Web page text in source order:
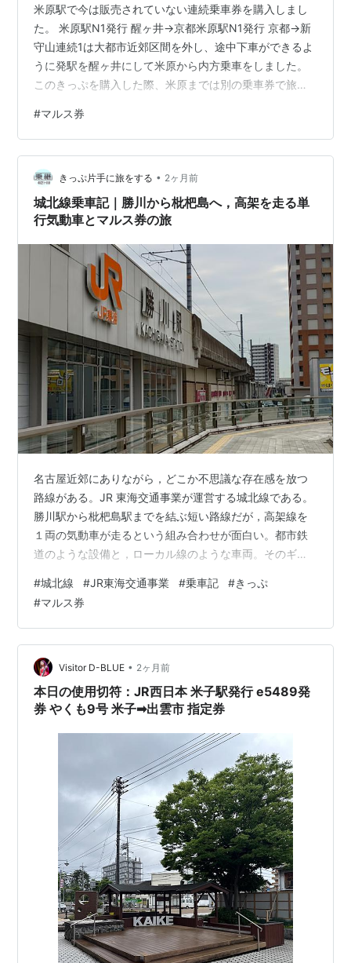
米原駅で今は販売されていない連続乗車券を購入しまし
た。 米原駅N1発行 醒ヶ井→京都米原駅N1発行 京都→新
守山連続1は大都市近郊区間を外し、途中下車ができるよ
うに発駅を醒ヶ井にして米原から内方乗車をしました。
このきっぷを購入した際、米原までは別の乗車券で旅行
北が計画運休されていることを知らず、急遽きっぷを買
いなおしました。 下車印収集をしたため、かなりカラフ
ルな券面に仕上がりました。連続1 [下車印]膳所、京都、
高槻、大阪、福島、芦原橋、弁天町、天王寺、鳳、和泉
府中、熊取、日根野、和歌山、橋本、王寺、（久宝
寺）、放出連続2 [下車印]山科、大…
#マルス券
きっぷ片手に旅をする • 2ヶ月前
城北線乗車記｜勝川から枇杷島へ，高架を走る単
行気動車とマルス券の旅
名古屋近郊にありながら，どこか不思議な存在感を放つ
路線がある。JR 東海交通事業が運営する城北線である。
勝川駅から枇杷島駅までを結ぶ短い路線だが，高架線を
１両の気動車が走るという組み合わせが面白い。都市鉄
道のような設備と，ローカル線のような車両。そのギャ
た。 JR中央本線の勝川駅から，少し離れた場所に城北線
勝川駅を望む。 勝川駅で感じる，近くて遠い乗換駅 旅の
出発点は JR 中央本線の勝川駅である。城北線の勝川駅は
乗換駅として案内されているが，実際には同じ駅構内で
乗り換えるわけではない。JR 勝川駅を出て，駅前の通路
を進み，城北線の高架を目指して…
#城北線 #JR東海交通事業 #乗車記 #きっぷ
#マルス券
Visitor D-BLUE • 2ヶ月前
本日の使用切符：JR西日本 米子駅発行 e5489発
券 やくも9号 米子➡︎出雲市 指定券